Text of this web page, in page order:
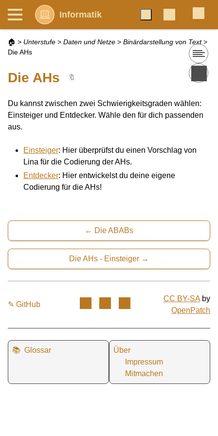
Informatik
🏠 > Unterstufe > Daten und Netze > Binärdarstellung von Text >
Die AHs
Die AHs 🔖
Du kannst zwischen zwei Schwierigkeitsgraden wählen:
Einsteiger und Entdecker. Wähle den für dich passenden
aus.
Einsteiger: Hier überprüfst du einen Vorschlag von
Lina für die Codierung der AHs.
Entdecker: Hier entwickelst du deine eigene
Codierung für die AHs!
Die ABABs
Die AHs - Einsteiger
✎ GitHub
CC BY-SA by
OpenPatch
📚 Glossar
Über
Impressum
Mitmachen